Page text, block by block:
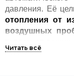
давления. Её
отопления от
воздушных
этом скачков